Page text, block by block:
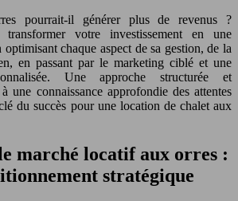
pourrait-il générer plus de revenus ?
transformer votre investissement en une
optimisant chaque aspect de sa gestion, de la
en passant par le marketing ciblé et une
Une approche structurée et
une connaissance approfondie des attentes
du succès pour une location de chalet aux
marché locatif aux orres :
stratégique